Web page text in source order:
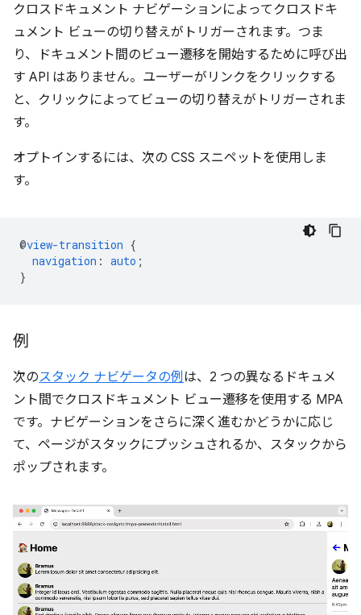
クロスドキュメント ナビゲーションによってクロスドキ
ュメント ビューの切り替えがトリガーされます。つま
り、ドキュメント間のビュー遷移を開始するために呼び出
す API はありません。ユーザーがリンクをクリックする
と、クリックによってビューの切り替えがトリガーされま
す。
オプトインするには、次の CSS スニペットを使用しま
す。
@view-transition {
navigation : auto ;
}
例
次のスタック ナビゲータの例 は、2 つの異なるドキュメ
ント間でクロスドキュメント ビュー遷移を使用する MPA
です。ナビゲーションをさらに深く進むかどうかに応じ
て、ページがスタックにプッシュされるか、スタックから
ポップされます。